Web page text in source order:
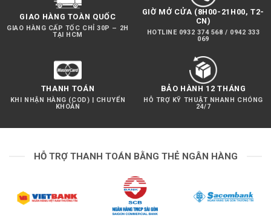
được thiết kế lại.
Cardo PACKTALK EDGE sử dụng loa độ phân giải cao
40mm của JBL
GIAO HÀNG TOÀN QUỐC
GIAO HÀNG CẤP TỐC CHỈ 30P – 2H
TẠI HCM
GIỜ MỞ CỬA (8H00-21H00, T2-
CN)
HOTLINE 0932 374 568 / 0942 333
069
THANH TOÁN
KHI NHẬN HÀNG (COD) | CHUYỂN
KHOẢN
BẢO HÀNH 12 THÁNG
HỖ TRỢ KỸ THUẬT NHANH CHÓNG
24/7
HỖ TRỢ THANH TOÁN BẰNG THẺ NGÂN HÀNG